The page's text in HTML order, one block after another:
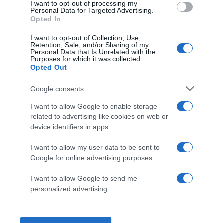
I want to opt-out of processing my
Personal Data for Targeted Advertising.
Opted In
I want to opt-out of Collection, Use,
Retention, Sale, and/or Sharing of my
Personal Data that Is Unrelated with the
Purposes for which it was collected.
Opted Out
Google consents
I want to allow Google to enable storage
related to advertising like cookies on web or
device identifiers in apps.
I want to allow my user data to be sent to
Google for online advertising purposes.
I want to allow Google to send me
personalized advertising.
της ιρανικής Βουλής, αναφερόμενος στον νέο
ανώτατο ηγέτη του Ιράν, Μοτζταμπά Χαμενεΐ.
Ο πρόεδρος του ιρανικού κοινοβουλίου Μοχάμεντ Μπαγκέρ